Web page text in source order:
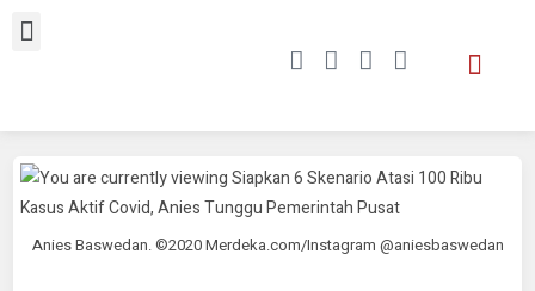
Anies Baswedan. ©2020 Merdeka.com/Instagram @aniesbaswedan